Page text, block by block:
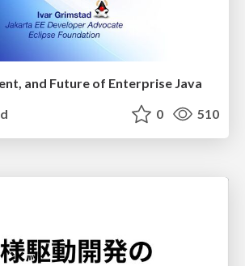
and Future of Enterprise Java
0 510